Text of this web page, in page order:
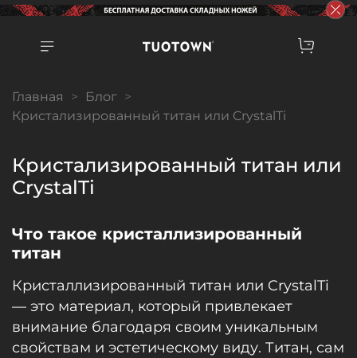
Главная
Блог
Кристализированный титан или CrystalTi
Кристализированный титан или
CrystalTi
Что такое кристаллизированный
титан
Кристаллизированный титан или CrystalTi
— это материал, который привлекает
внимание благодаря своим уникальным
свойствам и эстетическому виду. Титан, сам